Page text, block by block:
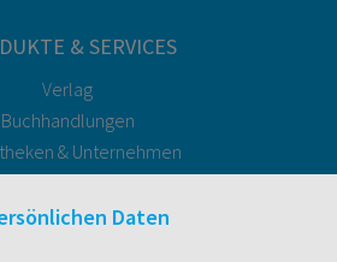
& SERVICES
Verlag
Buchhandlungen
& Unternehmen
facultas druckt.
Daten